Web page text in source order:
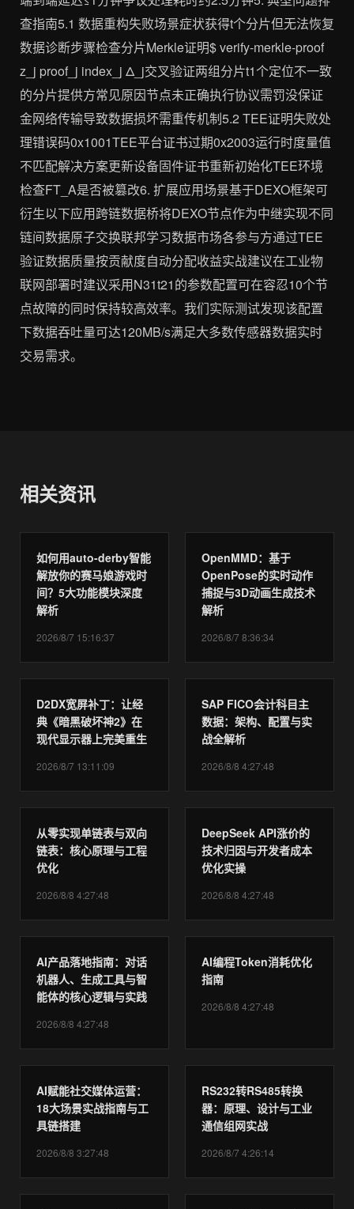
查指南5.1 数据重构失败场景症状获得t个分片但无法恢复
数据诊断步骤检查分片Merkle证明$ verify-merkle-proof
z_j proof_j index_j Δ_j交叉验证两组分片t1个定位不一致
的分片提供方常见原因节点未正确执行协议需罚没保证
金网络传输导致数据损坏需重传机制5.2 TEE证明失败处
理错误码0x1001TEE平台证书过期0x2003运行时度量值
不匹配解决方案更新设备固件证书重新初始化TEE环境
检查FT_A是否被篡改6. 扩展应用场景基于DEXO框架可
衍生以下应用跨链数据桥将DEXO节点作为中继实现不同
链间数据原子交换联邦学习数据市场各参与方通过TEE
验证数据质量按贡献度自动分配收益实战建议在工业物
联网部署时建议采用N31t21的参数配置可在容忍10个节
点故障的同时保持较高效率。我们实际测试发现该配置
下数据吞吐量可达120MB/s满足大多数传感器数据实时
交易需求。
相关资讯
如何用auto-derby智能
解放你的赛马娘游戏时
间？5大功能模块深度
解析
2026/8/7 15:16:37
OpenMMD：基于
OpenPose的实时动作
捕捉与3D动画生成技术
解析
2026/8/7 8:36:34
D2DX宽屏补丁：让经
典《暗黑破坏神2》在
现代显示器上完美重生
2026/8/7 13:11:09
SAP FICO会计科目主
数据：架构、配置与实
战全解析
2026/8/8 4:27:48
从零实现单链表与双向
链表：核心原理与工程
优化
2026/8/8 4:27:48
DeepSeek API涨价的
技术归因与开发者成本
优化实操
2026/8/8 4:27:48
AI产品落地指南：对话
机器人、生成工具与智
能体的核心逻辑与实践
2026/8/8 4:27:48
AI编程Token消耗优化
指南
2026/8/8 4:27:48
AI赋能社交媒体运营：
18大场景实战指南与工
具链搭建
2026/8/8 3:27:48
RS232转RS485转换
器：原理、设计与工业
通信组网实战
2026/8/7 4:26:14